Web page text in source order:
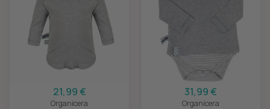
21,99 €
Organicera
31,99 €
Organicera